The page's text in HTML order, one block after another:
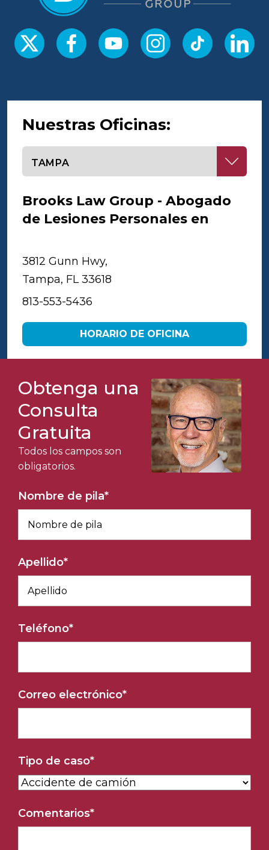
Nuestras Oficinas:
Brooks Law Group - Abogado
de Lesiones Personales en
3812 Gunn Hwy,
Tampa, FL 33618
813-553-5436
HORARIO DE OFICINA
Obtenga una
Consulta
Gratuita
Todos los campos son
obligatorios.
Nombre de pila*
Apellido*
Teléfono*
Correo electrónico*
Tipo de caso*
Comentarios*